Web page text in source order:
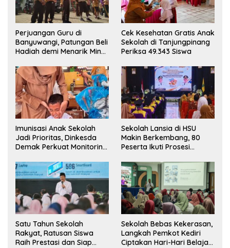
Perjuangan Guru di
Banyuwangi, Patungan Beli
Hadiah demi Menarik Minat
Cek Kesehatan Gratis Anak
Sekolah di Tanjungpinang
Periksa 49.343 Siswa
Imunisasi Anak Sekolah
Jadi Prioritas, Dinkesda
Demak Perkuat Monitoring
Sekolah Lansia di HSU
Makin Berkembang, 80
Peserta Ikuti Prosesi
Satu Tahun Sekolah
Rakyat, Ratusan Siswa
Raih Prestasi dan Siap
Sekolah Bebas Kekerasan,
Langkah Pemkot Kediri
Ciptakan Hari-Hari Belajar